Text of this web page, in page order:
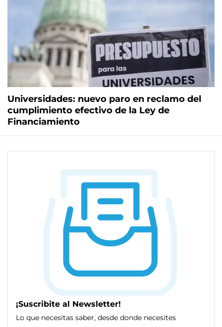
Universidades: nuevo paro en reclamo del
cumplimiento efectivo de la Ley de
Financiamiento
¡Suscribite al Newsletter!
Lo que necesitas saber, desde donde necesites